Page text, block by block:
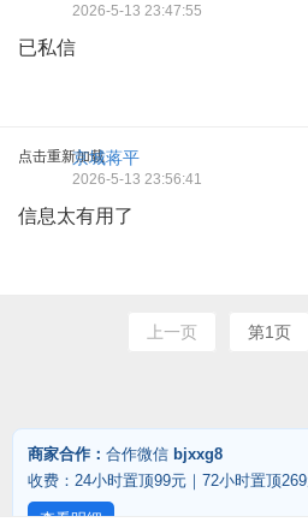
2026-5-13 23:47:55
已私信
点击重新加载京城蒋平
2026-5-13 23:56:41
信息太有用了
上一页 第1页
商家合作： 合作微信 bjxxg8
收费：24小时置顶99元｜72小时置顶
查看明细